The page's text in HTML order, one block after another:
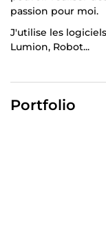
passion pour moi.
J'utilise les
Lumion, Robot...
Portfolio